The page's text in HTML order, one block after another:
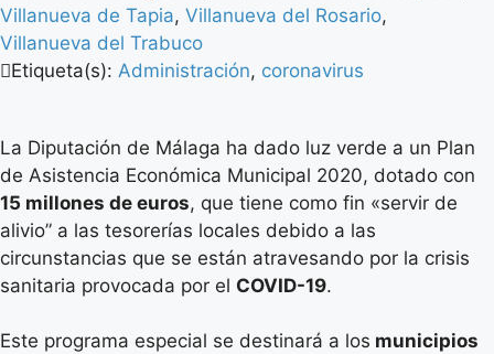
Villanueva de Tapia, Villanueva del Rosario,
Villanueva del Trabuco
Etiqueta(s): Administración, coronavirus
La Diputación de Málaga ha dado luz verde a un Plan
de Asistencia Económica Municipal 2020, dotado con
15 millones de euros, que tiene como fin «servir de
alivio” a las tesorerías locales debido a las
circunstancias que se están atravesando por la crisis
sanitaria provocada por el COVID-19.
Este programa especial se destinará a los municipios